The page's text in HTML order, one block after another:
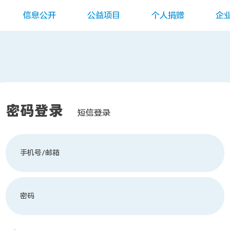
信息公开 公益项目 个人捐赠 企
密码登录 短信登录
手机号/邮箱
密码